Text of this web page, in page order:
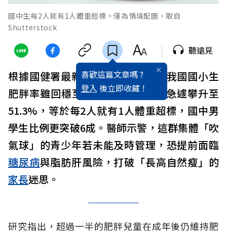
國中生每2人就有1人體重超標。僅為情境配圖，取自
Shutterstock
喜歡這篇文章嗎 ?
登入 後立即收藏 !
聽遠見
根據國健署最新統計，近十年來，我國國小生
肥胖率雖回穩至28.6%，國中生卻急遽攀升至
51.3%，等於每2人就有1人體重超標，國中男
學生比例更突破6成。醫師示警，這群集體「吹
氣球」的青少年若未能及時管理，恐提前面臨
糖尿病與脂肪肝風險，打破「長高自然瘦」的
家長迷思。
研究指出，超過一半的肥胖兒童在成年後仍維持肥